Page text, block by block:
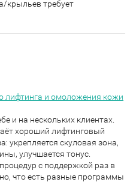
крыльев требует
лифтинга и омоложения кожи
и на нескольких клиентах.
хороший лифтинговый
укрепляется скуловая зона,
улучшается тонус.
с поддержкой раз в
что есть разные программы